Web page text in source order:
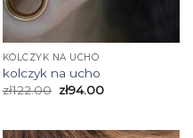
KOLCZYK NA UCHO
kolczyk na ucho
zł122.00 zł94.00